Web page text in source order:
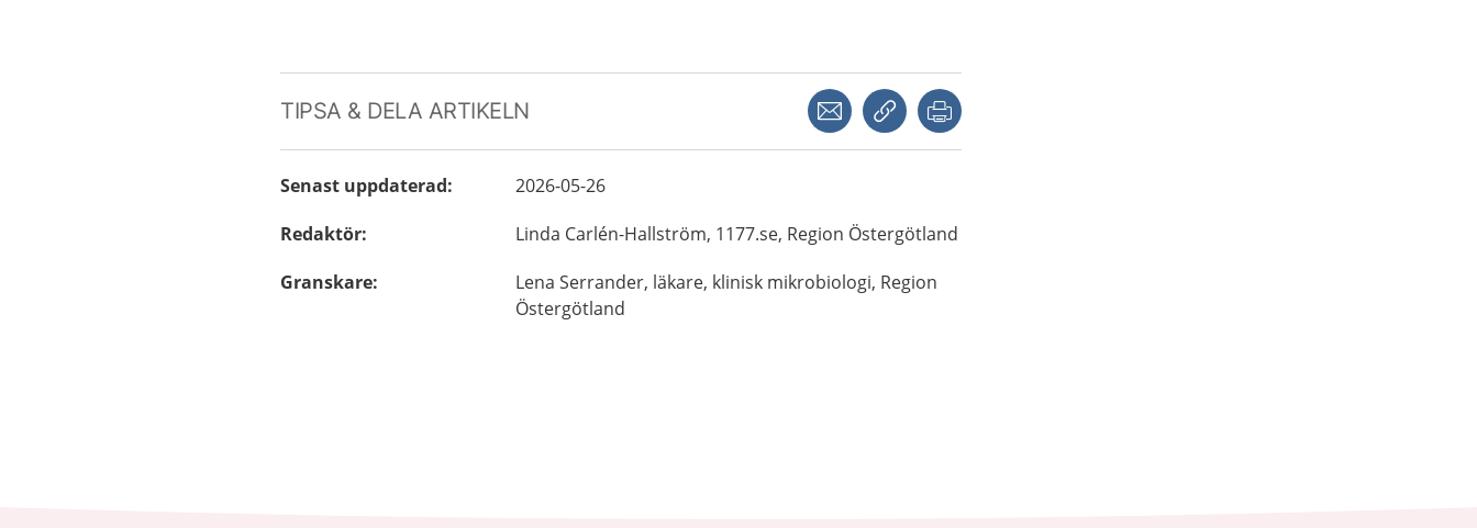
TIPSA & DELA ARTIKELN Dela via mejlKopiera länk
Senast uppdaterad:
2026-05-26
Redaktör: Linda Carlén-Hallström, 1177.se, Region Östergötland
Granskare: Lena Serrander, läkare, klinisk mikrobiologi, Region
Östergötland